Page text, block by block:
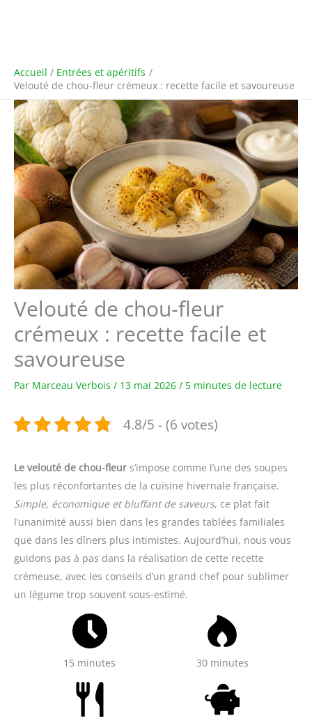
Accueil
Entrées et apéritifs
Velouté de chou-fleur crémeux : recette facile et savoureuse
Velouté de chou-fleur
crémeux : recette facile et
savoureuse
Par Marceau Verbois / 13 mai 2026 / 5 minutes de lecture
4.8/5 - (6 votes)
Le velouté de chou-fleur s’impose comme l’une des soupes
les plus réconfortantes de la cuisine hivernale française.
Simple, économique et bluffant de saveurs, ce plat fait
l’unanimité aussi bien dans les grandes tablées familiales
que dans les dîners plus intimistes. Aujourd’hui, nous vous
guidons pas à pas dans la réalisation de cette recette
crémeuse, avec les conseils d’un grand chef pour sublimer
un légume trop souvent sous-estimé.
15 minutes 30 minutes